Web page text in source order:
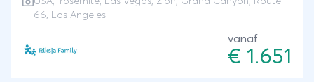
glamour stad Las Vegas, fietst tussen rode rotsen in
Route 66 rij je naar de Baywatch-stranden van Los
66, Los Angeles
vanaf
€ 1.651